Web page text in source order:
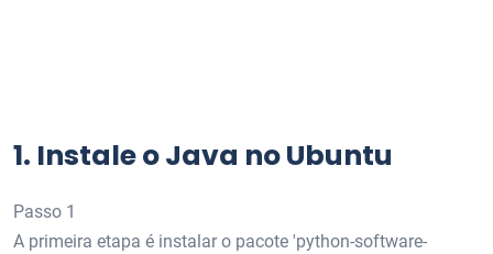
1. Instale o Java no Ubuntu
Passo 1
A primeira etapa é instalar o pacote 'python-software-